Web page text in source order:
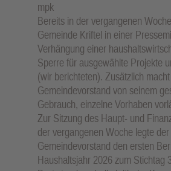
mpk
Bereits in der vergangenen
Gemeinde Kriftel in einer
Verhängung einer
Sperre für ausgewählte Projekte
(wir berichteten). Zusätzlich
Gemeindevorstand von seinem
Gebrauch, einzelne Vorhaben
Zur Sitzung des Haupt- und
der vergangenen Woche legte der
Gemeindevorstand den ersten
Haushaltsjahr 2026 zum Stichtag